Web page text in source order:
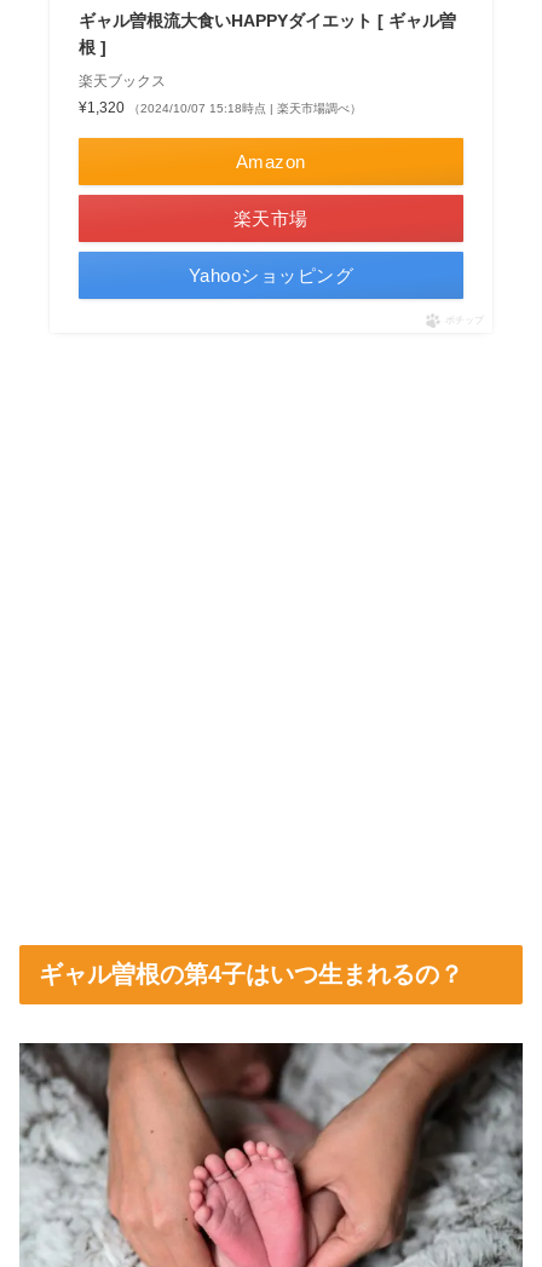
ギャル曽根流大食いHAPPYダイエット [ ギャル曽
根 ]
楽天ブックス
¥1,320
（2024/10/07 15:18時点 | 楽天市場調べ）
Amazon
楽天市場
Yahooショッピング
ポチップ
ギャル曽根の第4子はいつ生まれるの？